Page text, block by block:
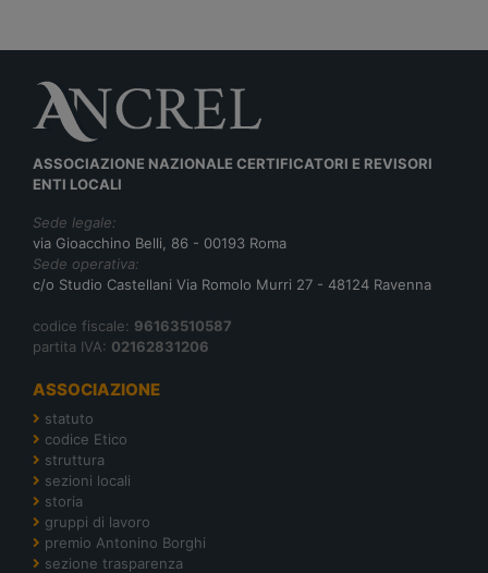
ASSOCIAZIONE NAZIONALE CERTIFICATORI E REVISORI
ENTI LOCALI
Sede legale:
via Gioacchino Belli, 86 - 00193 Roma
Sede operativa:
c/o Studio Castellani Via Romolo Murri 27 - 48124 Ravenna
codice fiscale: 96163510587
partita IVA: 02162831206
ASSOCIAZIONE
statuto
codice Etico
struttura
sezioni locali
storia
gruppi di lavoro
premio Antonino Borghi
sezione trasparenza